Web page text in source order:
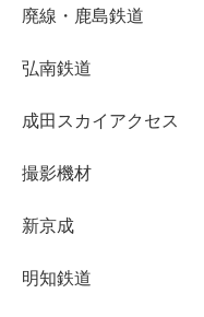
廃線・鹿島鉄道
弘南鉄道
成田スカイアクセス
撮影機材
新京成
明知鉄道